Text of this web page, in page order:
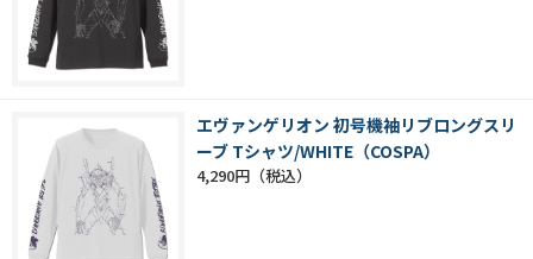
エヴァンゲリオン 初号機袖リブロングスリ
ーブ Tシャツ/WHITE（COSPA）
4,290円